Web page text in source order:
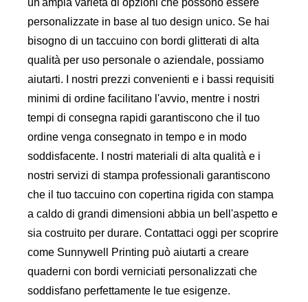
un'ampia varietà di opzioni che possono essere
personalizzate in base al tuo design unico. Se hai
bisogno di un taccuino con bordi glitterati di alta
qualità per uso personale o aziendale, possiamo
aiutarti. I nostri prezzi convenienti e i bassi requisiti
minimi di ordine facilitano l'avvio, mentre i nostri
tempi di consegna rapidi garantiscono che il tuo
ordine venga consegnato in tempo e in modo
soddisfacente. I nostri materiali di alta qualità e i
nostri servizi di stampa professionali garantiscono
che il tuo taccuino con copertina rigida con stampa
a caldo di grandi dimensioni abbia un bell'aspetto e
sia costruito per durare. Contattaci oggi per scoprire
come Sunnywell Printing può aiutarti a creare
quaderni con bordi verniciati personalizzati che
soddisfano perfettamente le tue esigenze.